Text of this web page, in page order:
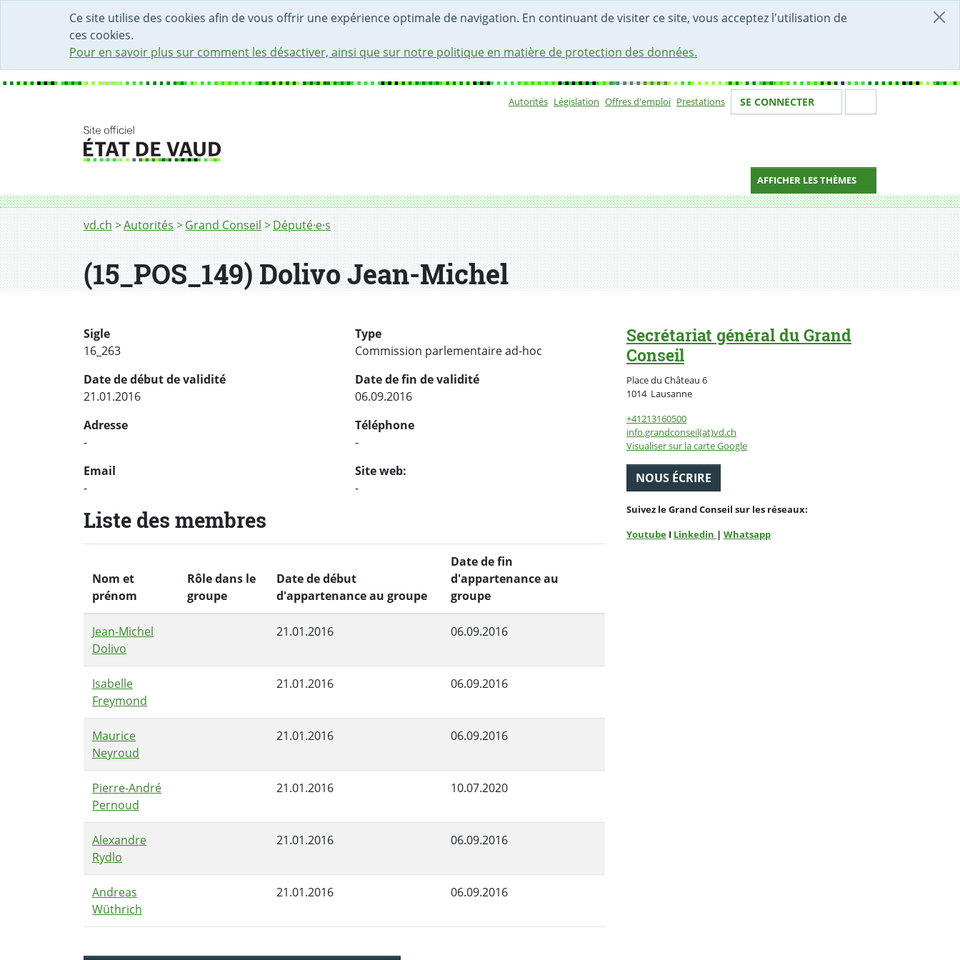
Ce site utilise des cookies afin de vous offrir une expérience optimale de navigation. En continuant de visiter ce site, vous acceptez l'utilisation de
ces cookies.
Pour en savoir plus sur comment les désactiver, ainsi que sur notre politique en matière de protection des données.
DÉBUT DU CONTENU DE LA PAGE
ACCÈS AU CHAMP DE RECHERCHE
PAGE D'ACCUEIL
FORMULAIRE DE CONTACT
Autorités Législation Offres d'emploi Prestations Votre identité
SE CONNECTER
AFFICHER LES THÈMES
Fil d'Ariane
vd.ch Autorités Grand Conseil Député·e·s
(15_POS_149) Dolivo Jean-Michel
Sigle
16_263
Type
Commission parlementaire ad-hoc
Date de début de validité
21.01.2016
Date de fin de validité
06.09.2016
Adresse
-
Téléphone
-
Email
-
Site web:
-
Liste des membres
Nom et
prénom
Rôle dans le
groupe
Date de début
d'appartenance au groupe
Date de fin
d'appartenance au
groupe
Jean-Michel
Dolivo
21.01.2016 06.09.2016
Isabelle
Freymond
21.01.2016 06.09.2016
Maurice
Neyroud
21.01.2016 06.09.2016
Pierre-André
Pernoud
21.01.2016 10.07.2020
Alexandre
Rydlo
21.01.2016 06.09.2016
Andreas
Wüthrich
21.01.2016 06.09.2016
Secrétariat général du Grand
Conseil
Place du Château 6
1014 LausanneSuisse
+41213160500
info.grandconseil(at)vd.ch
Visualiser sur la carte Google
NOUS ÉCRIRE
Suivez le Grand Conseil sur les réseaux:
Youtube I Linkedin | Whatsapp